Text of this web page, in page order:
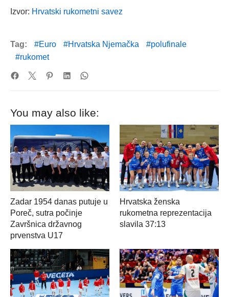
Izvor: Hrvatski rukometni savez
Tag: Euro Hrvatska Njemačka
polufinale
rukomet
You may also like:
Zadar 1954 danas putuje u
Poreč, sutra počinje
Završnica državnog
prvenstva U17
Hrvatska ženska
rukometna reprezentacija
slavila 37:13